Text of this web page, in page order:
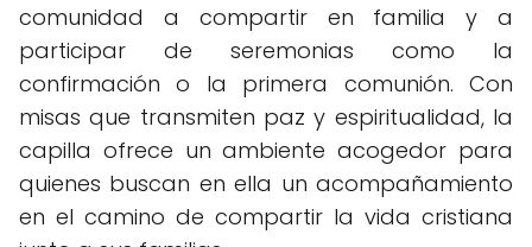
comunidad a compartir en familia y a
participar de seremonias como la
confirmación o la primera comunión. Con
misas que transmiten paz y espiritualidad, la
capilla ofrece un ambiente acogedor para
quienes buscan en ella un acompañamiento
en el camino de compartir la vida cristiana